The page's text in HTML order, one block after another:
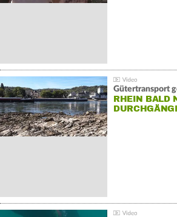
Gütertransport
RHEIN BALD